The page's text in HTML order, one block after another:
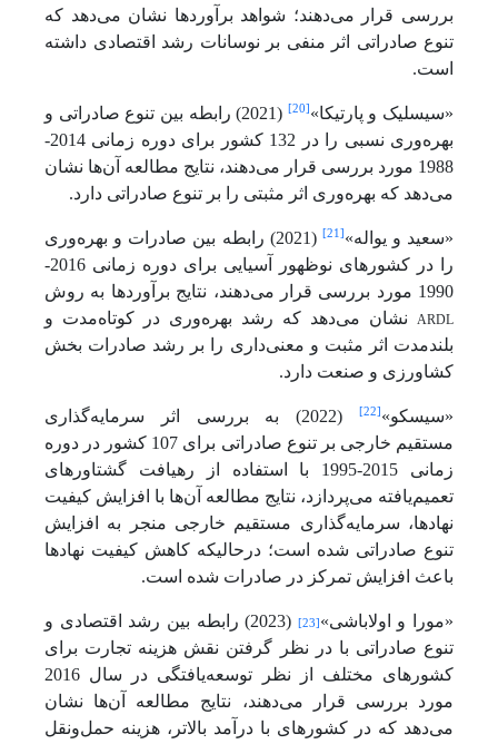
بررسی قرار می‌دهند؛ شواهد برآوردها نشان می‌دهد که
تنوع صادراتی اثر منفی بر نوسانات رشد اقتصادی داشته
است.
«سیسلیک و پارتیکا» [20]
(2021) رابطه بین تنوع صادراتی و
بهره‌وری نسبی را در 132 کشور برای دوره زمانی 2014-
1988 مورد بررسی قرار می‌دهند، نتایج مطالعه آن‌ها نشان
می‌دهد که بهره‌وری اثر مثبتی را بر تنوع صادراتی دارد.
«سعید و یواله» [21]
(2021) رابطه بین صادرات و بهره‌وری
را در کشورهای نوظهور آسیایی برای دوره زمانی 2016-
1990 مورد بررسی قرار می‌دهند، نتایج برآوردها به روش
ARDL نشان می‌دهد که رشد بهره‌وری در کوتاه‌مدت و
بلندمدت اثر مثبت و معنی‌داری را بر رشد صادرات بخش
کشاورزی و صنعت دارد.
«سیسکو» [22]
(2022) به بررسی اثر سرمایه‌گذاری
مستقیم خارجی بر تنوع صادراتی برای 107 کشور در دوره
زمانی 2015-1995 با استفاده از رهیافت گشتاورهای
تعمیم‌یافته می‌پردازد، نتایج مطالعه آن‌ها با افزایش کیفیت
نهادها، سرمایه‌گذاری مستقیم خارجی منجر به افزایش
تنوع صادراتی شده است؛ درحالی­که کاهش کیفیت نهادها
باعث افزایش تمرکز در صادرات شده است.
«مورا و اولاباشی» [23]
(2023) رابطه بین رشد اقتصادی و
تنوع صادراتی با در نظر گرفتن نقش هزینه تجارت برای
کشورهای مختلف از نظر توسعه‌یافتگی در سال 2016
مورد بررسی قرار می‌دهند، نتایج مطالعه آن‌ها نشان
می‌دهد که در کشورهای با درآمد بالاتر، هزینه حمل‌ونقل